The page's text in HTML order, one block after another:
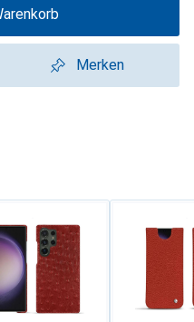
Merken